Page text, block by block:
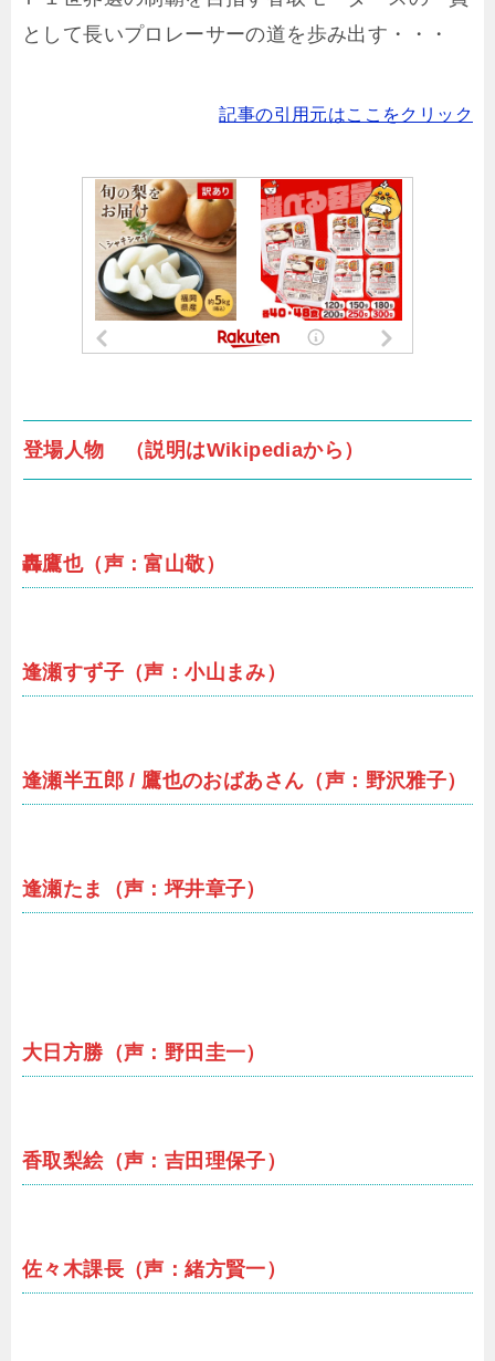
として長いプロレーサーの道を歩み出す・・・
記事の引用元はここをクリック
登場人物 （説明はWikipediaから）
轟鷹也（声：富山敬）
逢瀬すず子（声：小山まみ）
逢瀬半五郎 / 鷹也のおばあさん（声：野沢雅子）
逢瀬たま（声：坪井章子）
大日方勝（声：野田圭一）
香取梨絵（声：吉田理保子）
佐々木課長（声：緒方賢一）